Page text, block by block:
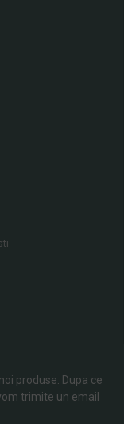
produse. Dupa ce
trimite un email